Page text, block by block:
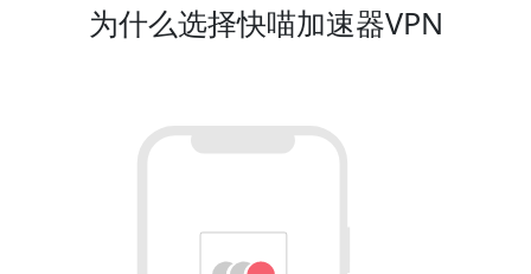
为什么选择快喵加速器VPN